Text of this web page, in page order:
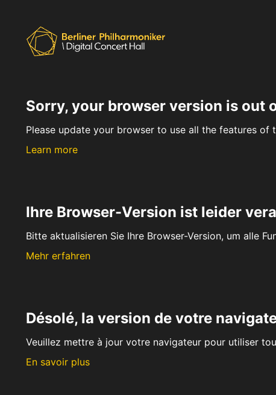
Sorry, your browser version is out
Please update your browser to use all the features of
Learn more
Ihre Browser-Version ist leider
Bitte aktualisieren Sie Ihre Browser-Version, um alle
Mehr erfahren
Désolé, la version de votre
Veuillez mettre à jour votre navigateur pour utiliser
En savoir plus